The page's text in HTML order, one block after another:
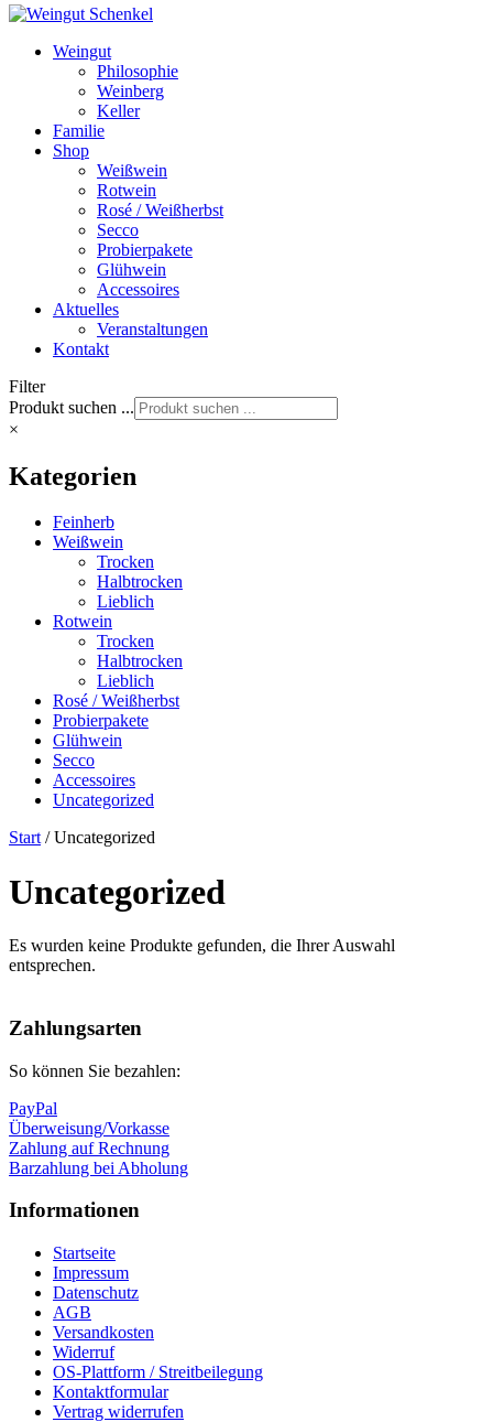
Weingut
Philosophie
Weinberg
Keller
Familie
Shop
Weißwein
Rotwein
Rosé / Weißherbst
Secco
Probierpakete
Glühwein
Accessoires
Aktuelles
Veranstaltungen
Kontakt
Filter
Produkt suchen ...
×
Kategorien
Feinherb
Weißwein
Trocken
Halbtrocken
Lieblich
Rotwein
Trocken
Halbtrocken
Lieblich
Rosé / Weißherbst
Probierpakete
Glühwein
Secco
Accessoires
Uncategorized
Start/ Uncategorized
Uncategorized
Es wurden keine Produkte gefunden, die Ihrer Auswahl
entsprechen.
oben
Zahlungsarten
So können Sie bezahlen:
PayPal
Überweisung/Vorkasse
Zahlung auf Rechnung
Barzahlung bei Abholung
Informationen
Startseite
Impressum
Datenschutz
AGB
Versandkosten
Widerruf
OS-Plattform / Streitbeilegung
Kontaktformular
Vertrag widerrufen